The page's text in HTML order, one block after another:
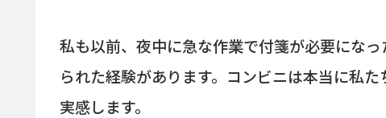
私も以前、夜中に急な作業で付箋が必要にな
られた経験があります。コンビニは本当に私
実感します。